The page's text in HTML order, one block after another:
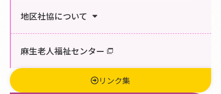
地区社協について
麻生老人福祉センター
リンク集